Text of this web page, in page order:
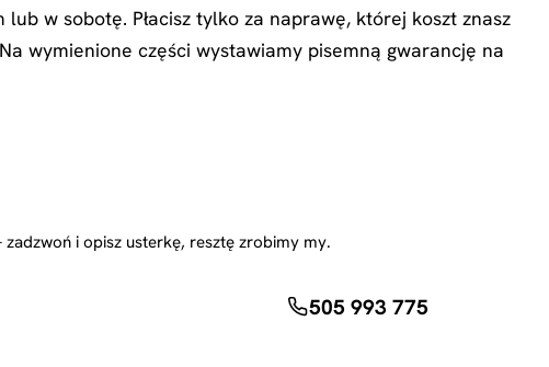
w sobotę. Płacisz tylko za naprawę, której koszt znasz
wymienione części wystawiamy pisemną gwarancję na
i opisz usterkę, resztę zrobimy my.
505 993 775